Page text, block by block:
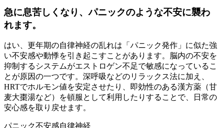
急に息苦しくなり、パニックのような不安に襲わ
れます。
はい、更年期の自律神経の乱れは「パニック発作」に似た強
い不安感や動悸を引き起こすことがあります。脳内の不安を
抑制するシステムがエストロゲン不足で敏感になっているこ
とが原因の一つです。深呼吸などのリラックス法に加え、
HRTでホルモン値を安定させたり、即効性のある漢方薬（甘
麦大棗湯など）を頓服として利用したりすることで、日常の
安心感を取り戻せます。
パニック不安感自律神経